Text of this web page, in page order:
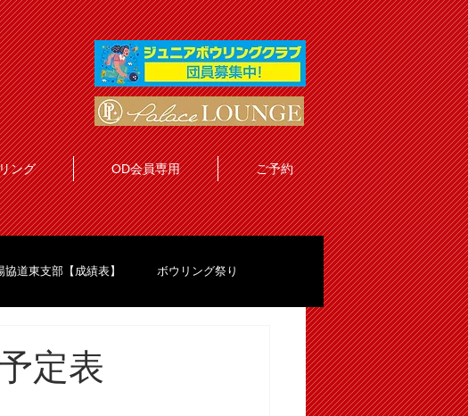
ング OD会員専用 ご予約
協道東支部【成績表】 ボウリング祭り
定表